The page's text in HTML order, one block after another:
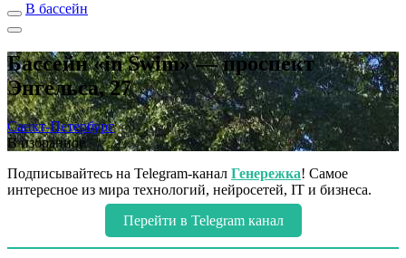
В бассейн
Бассейн «in Swim» — проспект
Энгельса, 27
Санкт-Петербург
В избранное
Подписывайтесь на Telegram-канал Генережка! Самое
интересное из мира технологий, нейросетей, IT и бизнеса.
Перейти в Telegram канал